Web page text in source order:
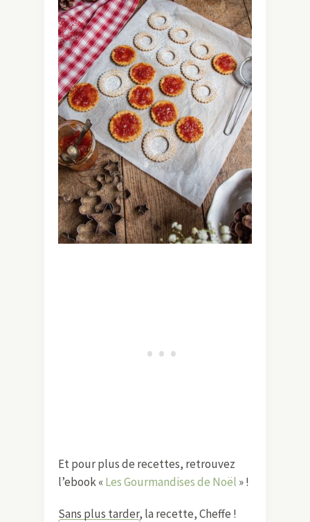
Et pour plus de recettes, retrouvez
l’ebook «Les Gourmandises de Noël » !
Sans plus tarder, la recette, Cheffe !